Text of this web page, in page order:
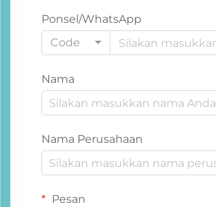
Ponsel/WhatsApp
Code
Nama
Nama Perusahaan
Pesan